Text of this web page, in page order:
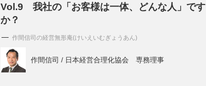
Vol.9 我社の「お客様は一体、どんな人」です
か？
作間信司の経営無形庵(けいえいむぎょうあん)
作間信司 / 日本経営合理化協会 専務理事